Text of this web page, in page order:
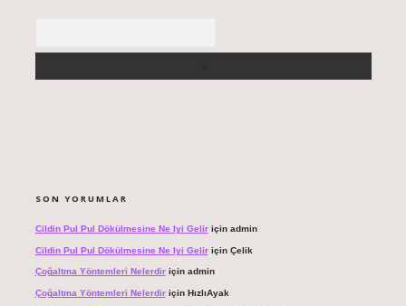
SON YORUMLAR
Cildin Pul Pul Dökülmesine Ne Iyi Geliriçin admin
Cildin Pul Pul Dökülmesine Ne Iyi Geliriçin Çelik
Çoğaltma Yöntemleri Nelerdiriçin admin
Çoğaltma Yöntemleri Nelerdiriçin HızlıAyak